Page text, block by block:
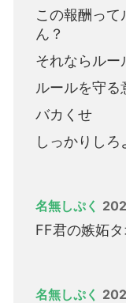
この報酬って
ん？
それならルー
ルールを守る
バカくせ
しっかりしろ
名無しぷく
FF君の嫉妬
名無しぷく